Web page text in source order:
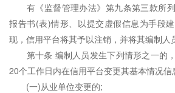
有《监督管理办法》第九条第三款所
报告书(表)情形、以提交虚假信息为手段
现，信用平台将其予以注销，并将其编制人
第十条 编制人员发生下列情形之一的
20个工作日内在信用平台变更其基本情况信
(一)从业单位变更的;